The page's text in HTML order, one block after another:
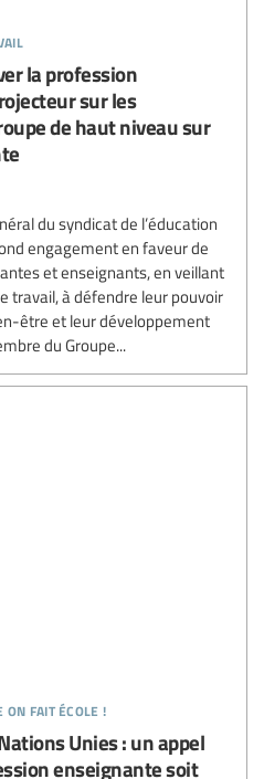
la profession
sur les
de haut niveau sur
du syndicat de l’éducation
engagement en faveur de
et enseignants, en veillant
travail, à défendre leur pouvoir
être et leur développement
du Groupe...
on fait école !
Unies : un appel
enseignante soit